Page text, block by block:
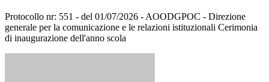
Protocollo nr: 551 - del 01/07/2026 - AOODGPOC - Direzione
generale per la comunicazione e le relazioni istituzionali Cerimonia
di inaugurazione dell'anno scola